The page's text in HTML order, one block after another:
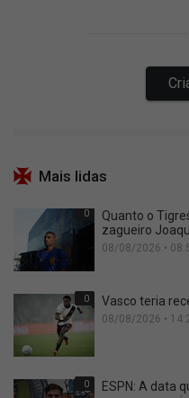
Mais lidas
0
Quanto o
zagueiro
08/08/2026 •
0 Vasco teria
08/08/2026 •
0
ESPN: A data